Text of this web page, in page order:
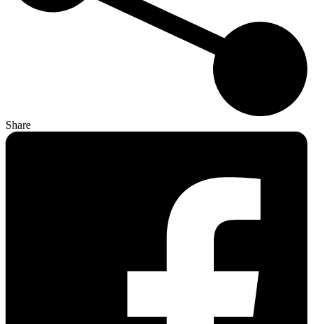
Share